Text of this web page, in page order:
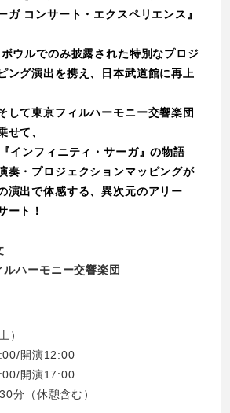
ガ コンサート・エクスペリエンス』
ウルでのみ披露された特別なプロジ
ング演出を携え、日本武道館に再上
して東京フィルハーモニー交響楽団
せて、
インフィニティ・サーガ』の物語
奏・プロジェクションマッピングが
演出で体感する、異次元のアリー
ート！
ルハーモニー交響楽団
）
開演12:00
開演17:00
分（休憩含む）